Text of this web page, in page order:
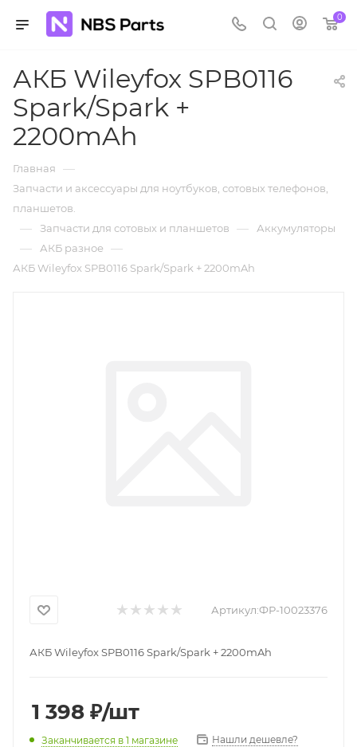
0
АКБ Wileyfox SPB0116
Spark/Spark +
2200mAh
Главная —
Запчасти и аксессуары для ноутбуков, сотовых телефонов,
планшетов.
— Запчасти для сотовых и планшетов — Аккумуляторы
— АКБ разное —
АКБ Wileyfox SPB0116 Spark/Spark + 2200mAh
Артикул:ФР-10023376
АКБ Wileyfox SPB0116 Spark/Spark + 2200mAh
1 398 ₽/шт
Заканчивается в 1 магазине Нашли дешевле?